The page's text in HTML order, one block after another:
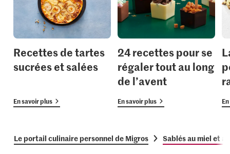
Recettes de tartes
sucrées et salées
En savoir plus
24 recettes pour se
régaler tout au long
de l’avent
En savoir plus
Le portail culinaire personnel de Migros Sablés au miel et